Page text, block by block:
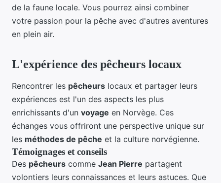
de la faune locale. Vous pourrez ainsi combiner
votre passion pour la pêche avec d'autres aventures
en plein air.
L'expérience des pêcheurs locaux
Rencontrer les pêcheurs locaux et partager leurs
expériences est l'un des aspects les plus
enrichissants d'un voyage en Norvège. Ces
échanges vous offriront une perspective unique sur
les méthodes de pêche et la culture norvégienne.
Témoignages et conseils
Des pêcheurs comme Jean Pierre partagent
volontiers leurs connaissances et leurs astuces. Que